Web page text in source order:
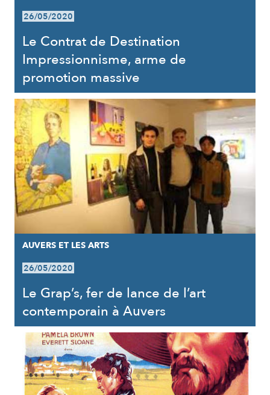
26/05/2020
Le Contrat de Destination
Impressionnisme, arme de
promotion massive
AUVERS ET LES ARTS
26/05/2020
Le Grap’s, fer de lance de l’art
contemporain à Auvers